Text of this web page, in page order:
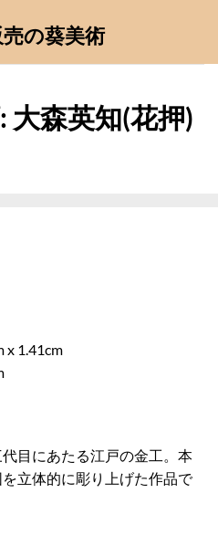
の葵美術
大森英知(花押)
x 1.41cm
目にあたる江戸の金工。本
立体的に彫り上げた作品で